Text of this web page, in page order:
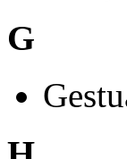
G